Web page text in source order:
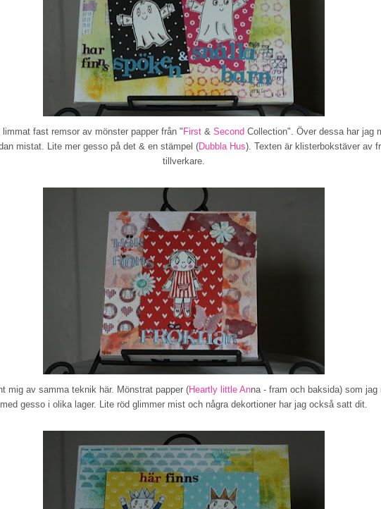
fast remsor av mönster papper från "First& Second Collection". Över dessa har jag
mistat. Lite mer gesso på det & en stämpel (Dubbla Hus). Texten är klisterbokstäver av
tillverkare.
mig av samma teknik här. Mönstrat papper (Heartly little Anna - fram och baksida) som jag
med gesso i olika lager. Lite röd glimmer mist och några dekortioner har jag också satt dit.